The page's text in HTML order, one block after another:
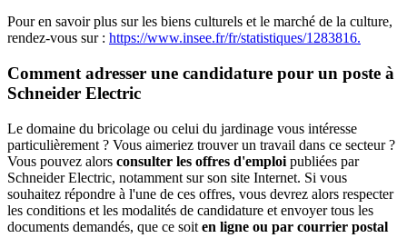
Pour en savoir plus sur les biens culturels et le marché de la culture,
rendez-vous sur : https://www.insee.fr/fr/statistiques/1283816.
Comment adresser une candidature pour un poste à
Schneider Electric
Le domaine du bricolage ou celui du jardinage vous intéresse
particulièrement ? Vous aimeriez trouver un travail dans ce secteur ?
Vous pouvez alors consulter les offres d'emploi publiées par
Schneider Electric, notamment sur son site Internet. Si vous
souhaitez répondre à l'une de ces offres, vous devrez alors respecter
les conditions et les modalités de candidature et envoyer tous les
documents demandés, que ce soit en ligne ou par courrier postal